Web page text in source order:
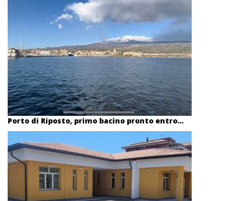
Porto di Riposto, primo bacino pronto entro...